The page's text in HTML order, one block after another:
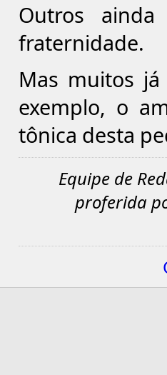
Outros
fraternidade.
Mas muitos
exemplo, o
tônica desta
Equipe de
proferida